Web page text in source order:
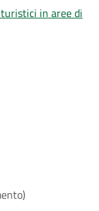
in aree di